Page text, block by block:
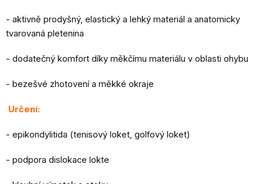
- aktivně prodyšný, elastický a lehký materiál a anatomicky
tvarovaná pletenina
- dodatečný komfort díky měkčímu materiálu v oblasti ohybu
- bezešvé zhotovení a měkké okraje
Určení:
- epikondylitida (tenisový loket, golfový loket)
- podpora dislokace lokte